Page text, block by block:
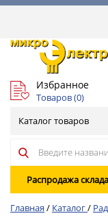
Избранное
Товаров (0)
Каталог товаров
Распродажа склада
Главная / Каталог/